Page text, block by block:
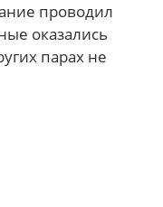
проводил
оказались
парах не